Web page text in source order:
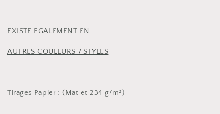
EXISTE EGALEMENT EN :
AUTRES COULEURS / STYLES
Tirages Papier : (Mat et 234 g/m²)